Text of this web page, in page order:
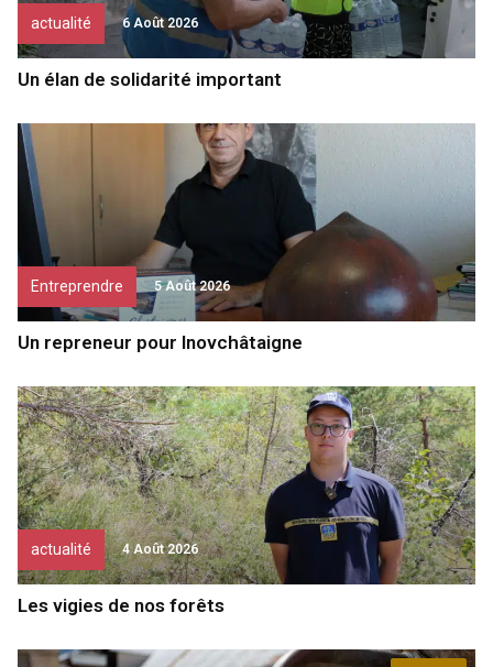
actualité 6 Août 2026
Un élan de solidarité important
Entreprendre 5 Août 2026
Un repreneur pour Inovchâtaigne
actualité 4 Août 2026
Les vigies de nos forêts